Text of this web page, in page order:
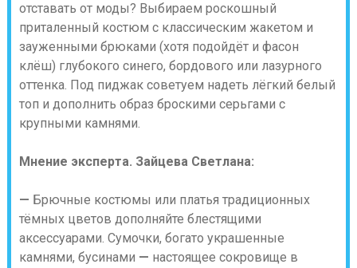
отставать от моды? Выбираем роскошный
приталенный костюм с классическим жакетом и
зауженными брюками (хотя подойдёт и фасон
клёш) глубокого синего, бордового или лазурного
оттенка. Под пиджак советуем надеть лёгкий белый
топ и дополнить образ броскими серьгами с
крупными камнями.
Мнение эксперта. Зайцева Светлана:
— Брючные костюмы или платья традиционных
тёмных цветов дополняйте блестящими
аксессуарами. Сумочки, богато украшенные
камнями, бусинами — настоящее сокровище в